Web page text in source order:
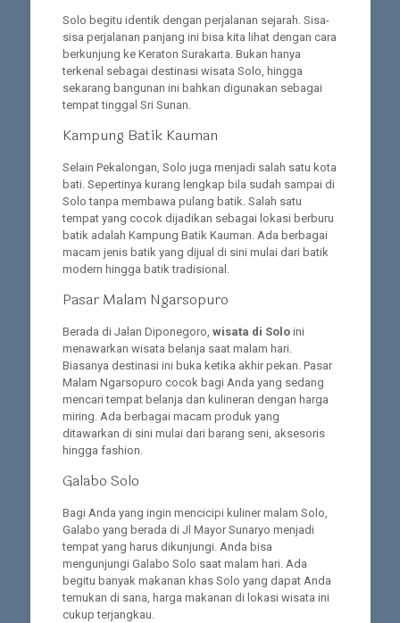
Solo begitu identik dengan perjalanan sejarah. Sisa-
sisa perjalanan panjang ini bisa kita lihat dengan cara
berkunjung ke Keraton Surakarta. Bukan hanya
terkenal sebagai destinasi wisata Solo, hingga
sekarang bangunan ini bahkan digunakan sebagai
tempat tinggal Sri Sunan.
Kampung Batik Kauman
Selain Pekalongan, Solo juga menjadi salah satu kota
bati. Sepertinya kurang lengkap bila sudah sampai di
Solo tanpa membawa pulang batik. Salah satu
tempat yang cocok dijadikan sebagai lokasi berburu
batik adalah Kampung Batik Kauman. Ada berbagai
macam jenis batik yang dijual di sini mulai dari batik
modern hingga batik tradisional.
Pasar Malam Ngarsopuro
Berada di Jalan Diponegoro, wisata di Solo ini
menawarkan wisata belanja saat malam hari.
Biasanya destinasi ini buka ketika akhir pekan. Pasar
Malam Ngarsopuro cocok bagi Anda yang sedang
mencari tempat belanja dan kulineran dengan harga
miring. Ada berbagai macam produk yang
ditawarkan di sini mulai dari barang seni, aksesoris
hingga fashion.
Galabo Solo
Bagi Anda yang ingin mencicipi kuliner malam Solo,
Galabo yang berada di Jl Mayor Sunaryo menjadi
tempat yang harus dikunjungi. Anda bisa
mengunjungi Galabo Solo saat malam hari. Ada
begitu banyak makanan khas Solo yang dapat Anda
temukan di sana, harga makanan di lokasi wisata ini
cukup terjangkau.